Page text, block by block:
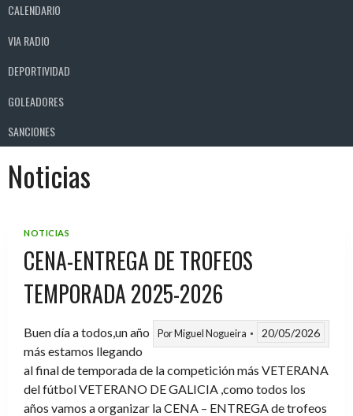
CALENDARIO
VIA RADIO
DEPORTIVIDAD
GOLEADORES
SANCIONES
Noticias
NOTICIAS
CENA-ENTREGA DE TROFEOS
TEMPORADA 2025-2026
PorMiguel Nogueira 20/05/2026
Buen día a todos,un año
más estamos llegando
al final de temporada de la competición más VETERANA
del fútbol VETERANO DE GALICIA ,como todos los
años vamos a organizar la CENA – ENTREGA de trofeos